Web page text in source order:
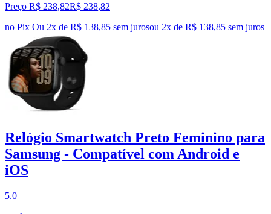
Preço R$ 238,82R$ 238,82
no Pix Ou 2x de R$ 138,85 sem jurosou 2x de R$ 138,85 sem juros
Relógio Smartwatch Preto Feminino para
Samsung - Compatível com Android e
iOS
5.0